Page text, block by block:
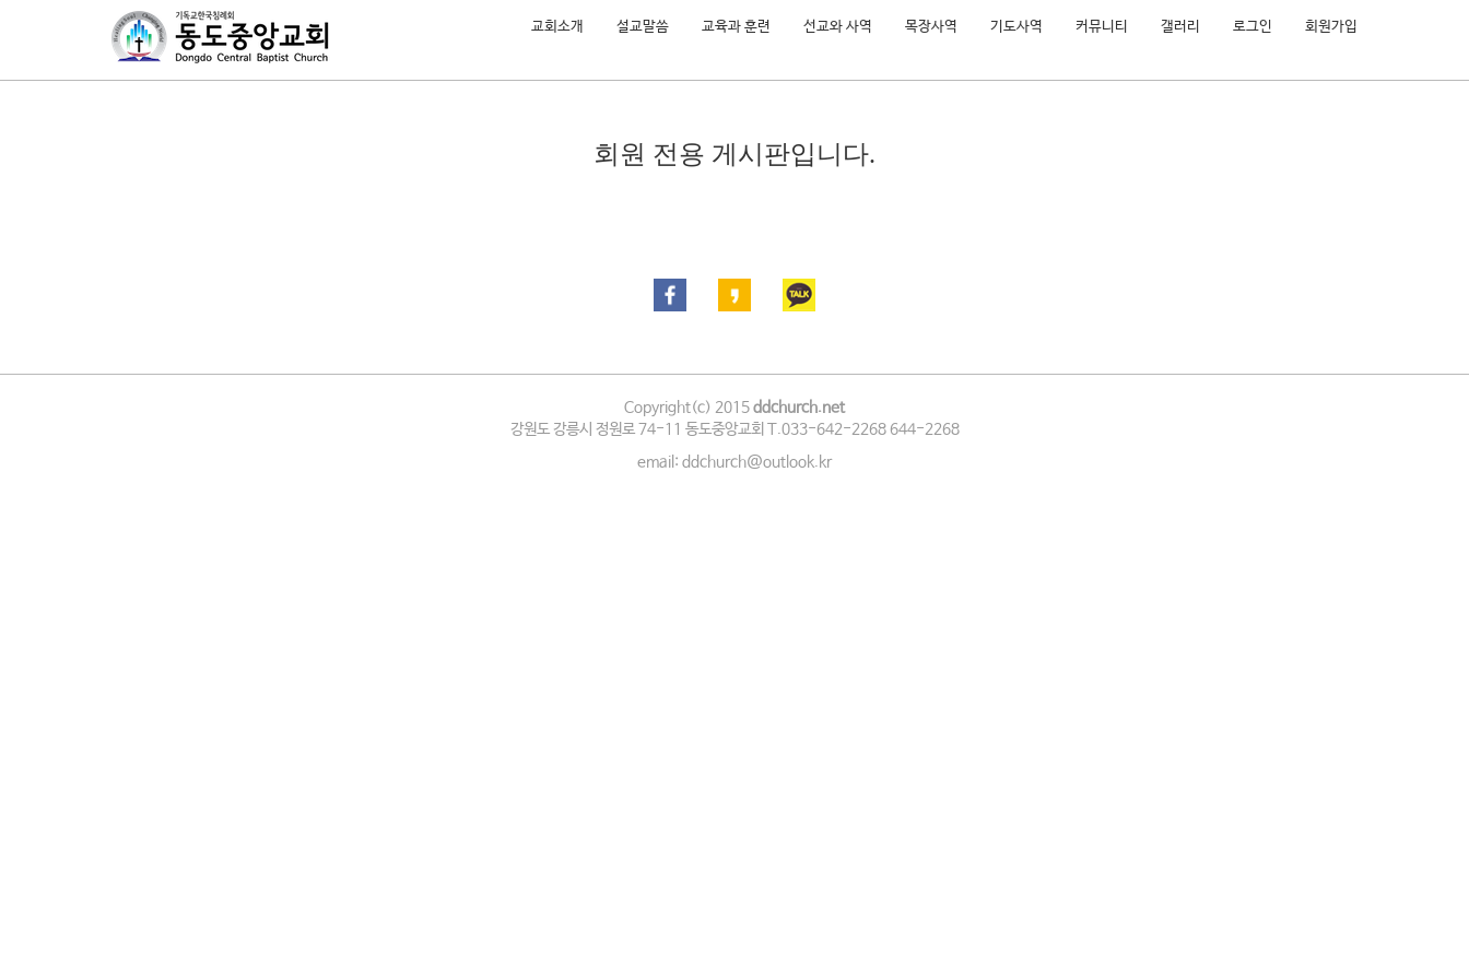
교회소개 설교말씀 교육과 훈련 선교와 사역 목장사역 기도사역 커뮤니티 갤러리 로그인 회원가입
회원 전용 게시판입니다.
Copyright(c) 2015ddchurch.net
강원도 강릉시 정원로 74-11 동도중앙교회 T.033-642-2268 644-2268
email: ddchurch@outlook.kr